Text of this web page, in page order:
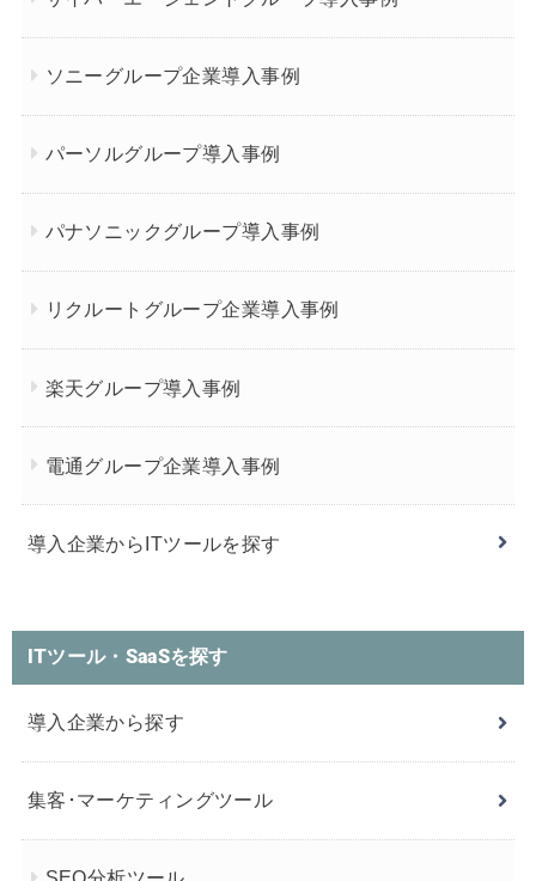
ソニーグループ企業導入事例
パーソルグループ導入事例
パナソニックグループ導入事例
リクルートグループ企業導入事例
楽天グループ導入事例
電通グループ企業導入事例
導入企業からITツールを探す
ITツール・SaaSを探す
導入企業から探す
集客･マーケティングツール